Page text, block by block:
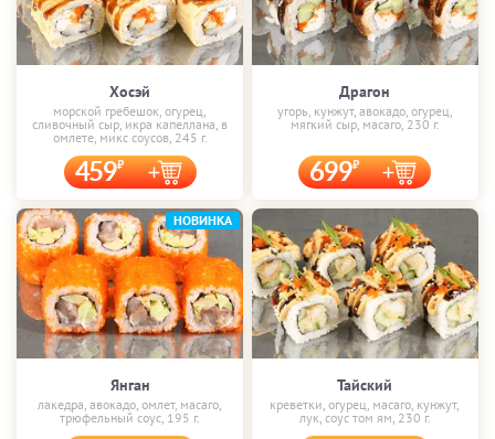
Хосэй
морской гребешок, огурец,
сливочный сыр, икра капеллана, в
омлете, микс соусов, 245 г.
459
Драгон
угорь, кунжут, авокадо, огурец,
мягкий сыр, масаго, 230 г.
699
Янган
лакедра, авокадо, омлет, масаго,
трюфельный соус, 195 г.
НОВИНКА
Тайский
креветки, огурец, масаго, кунжут,
лук, соус том ям, 230 г.